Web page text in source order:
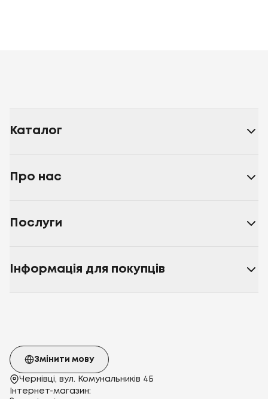
Каталог
Про нас
Послуги
Інформація для покупців
Чернівці, вул. Комунальників 4Б
Інтернет-магазин:
Змінити мову